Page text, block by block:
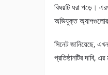
বিষয়টি ধরা পড়ে।
অভিযুক্ত অ্যাপগুলোর
সিনেট জানিয়েছে,
প্রতিষ্ঠানটির দাবি,